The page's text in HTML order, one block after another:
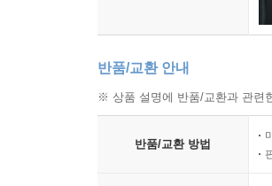
생애사의 의미: 삶과 죽음의
『비마이너』 강혜민 편집
관심을 촉발한 것은 다름
반품/교환 안내
※ 상품 설명에 반품/교환과 관련
반품/교환 방법